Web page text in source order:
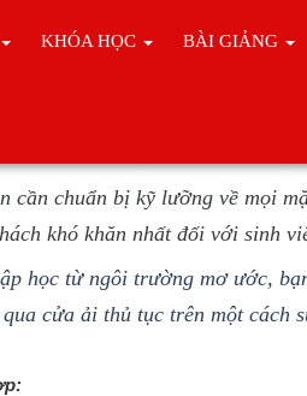
KHÓA HỌC BÀI GIẢNG
cần chuẩn bị kỹ lưỡng về mọi
khó khăn nhất đối với sinh
học từ ngôi trường mơ ước,
cửa ải thủ tục trên một cách